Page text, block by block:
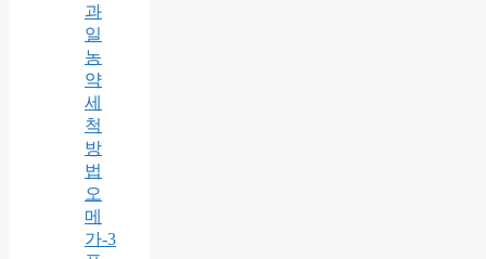
과
일
농
약
세
척
방
법
오
메
가-3